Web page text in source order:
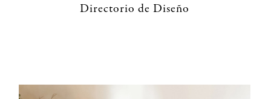
Directorio de Diseño